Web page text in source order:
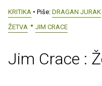
KRITIKA • Piše: DRAGAN JURAK
ŽETVA
JIM CRACE
Jim Crace :